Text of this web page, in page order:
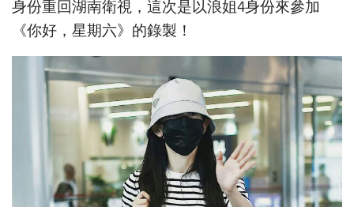
身份重回湖南衛視，這次是以浪姐4身份來參加
《你好，星期六》的錄製！